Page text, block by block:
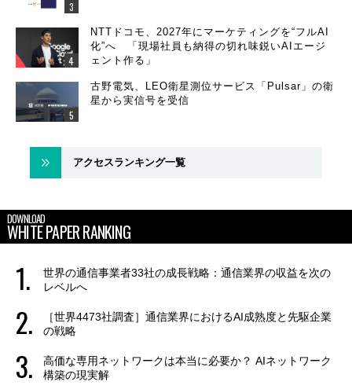
NTTドコモ、2027年にマーケティングを“フルAI
化”へ 「現場社員も納得の切れ味鋭いAIエージ
ェント作る」
古野電気、LEO衛星測位サービス「Pulsar」の衛
星から実信号を受信
アクセスランキング一覧
DOWNLOAD
WHITE PAPER RANKING
世界の通信事業者33社の成長戦略：通信業界の収益を次の
レベルへ
［世界4473社調査］通信業界におけるAI成熟度と先駆企業
の戦略
高価な専用ネットワークは本当に必要か？ AIネットワーク
構築の現実解